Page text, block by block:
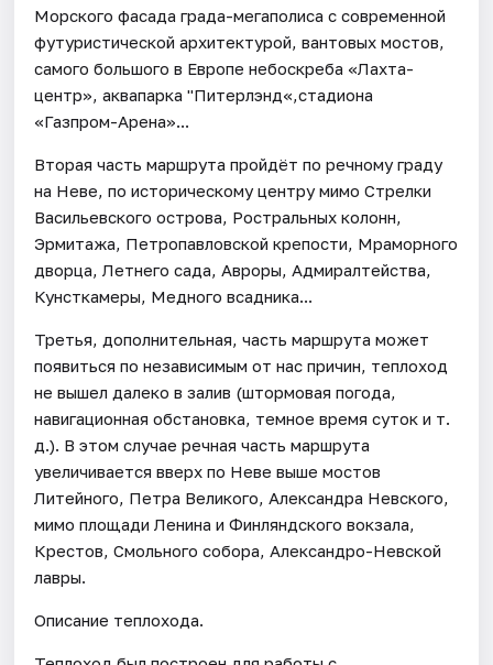
Морского фасада града-мегаполиса с современной
футуристической архитектурой, вантовых мостов,
самого большого в Европе небоскреба «Лахта-
центр», аквапарка "Питерлэнд«,стадиона
«Газпром-Арена»...
Вторая часть маршрута пройдёт по речному граду
на Неве, по историческому центру мимо Стрелки
Васильевского острова, Ростральных колонн,
Эрмитажа, Петропавловской крепости, Мраморного
дворца, Летнего сада, Авроры, Адмиралтейства,
Кунсткамеры, Медного всадника...
Третья, дополнительная, часть маршрута может
появиться по независимым от нас причин, теплоход
не вышел далеко в залив (штормовая погода,
навигационная обстановка, темное время суток и т.
д.). В этом случае речная часть маршрута
увеличивается вверх по Неве выше мостов
Литейного, Петра Великого, Александра Невского,
мимо площади Ленина и Финляндского вокзала,
Крестов, Смольного собора, Александро-Невской
лавры.
Описание теплохода.